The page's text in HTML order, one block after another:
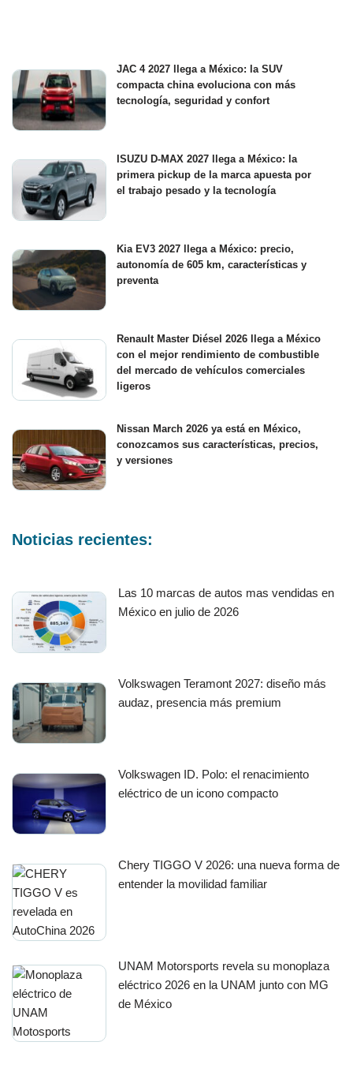
JAC 4 2027 llega a México: la SUV
compacta china evoluciona con más
tecnología, seguridad y confort
ISUZU D-MAX 2027 llega a México: la
primera pickup de la marca apuesta por
el trabajo pesado y la tecnología
Kia EV3 2027 llega a México: precio,
autonomía de 605 km, características y
preventa
Renault Master Diésel 2026 llega a México
con el mejor rendimiento de combustible
del mercado de vehículos comerciales
ligeros
Nissan March 2026 ya está en México,
conozcamos sus características, precios,
y versiones
Noticias recientes:
Las 10 marcas de autos mas vendidas en
México en julio de 2026
Volkswagen Teramont 2027: diseño más
audaz, presencia más premium
Volkswagen ID. Polo: el renacimiento
eléctrico de un icono compacto
Chery TIGGO V 2026: una nueva forma de
entender la movilidad familiar
UNAM Motorsports revela su monoplaza
eléctrico 2026 en la UNAM junto con MG
de México